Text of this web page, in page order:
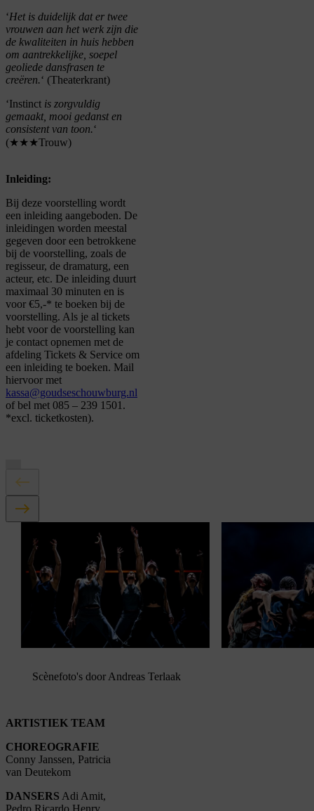
‘Het is duidelijk dat er twee
vrouwen aan het werk zijn die
de kwaliteiten in huis hebben
om aantrekkelijke, soepel
geoliede dansfrasen te
creëren.‘ (Theaterkrant)
‘Instinct is zorgvuldig
gemaakt, mooi gedanst en
consistent van toon.‘
(★★★Trouw)
Inleiding:
Bij deze voorstelling wordt
een inleiding aangeboden. De
inleidingen worden meestal
gegeven door een betrokkene
bij de voorstelling, zoals de
regisseur, de dramaturg, een
acteur, etc. De inleiding duurt
maximaal 30 minuten en is
voor €5,-* te boeken bij de
voorstelling. Als je al tickets
hebt voor de voorstelling kan
je contact opnemen met de
afdeling Tickets & Service om
een inleiding te boeken. Mail
hiervoor met
kassa@goudseschouwburg.nl
of bel met 085 – 239 1501.
*excl. ticketkosten).
blokkeren youtube.
Pas
gebruik te maken van
youtube.
Scènefoto's door Andreas Terlaak
ARTISTIEK TEAM
CHOREOGRAFIE
Conny Janssen, Patricia
van Deutekom
DANSERS Adi Amit,
Pedro Ricardo Henry,